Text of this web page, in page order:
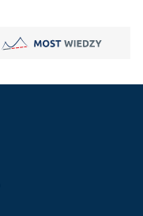
MOST Wiedzy otwiera się w